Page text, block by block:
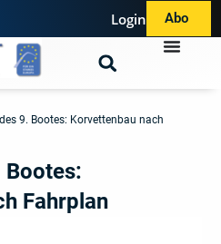
Login Abo
9. Bootes: Korvettenbau nach
Bootes:
Fahrplan